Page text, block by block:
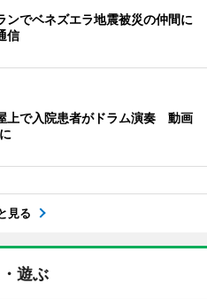
ンでベネズエラ地震被災の仲間に
信
上で入院患者がドラム演奏 動画
見る
遊ぶ